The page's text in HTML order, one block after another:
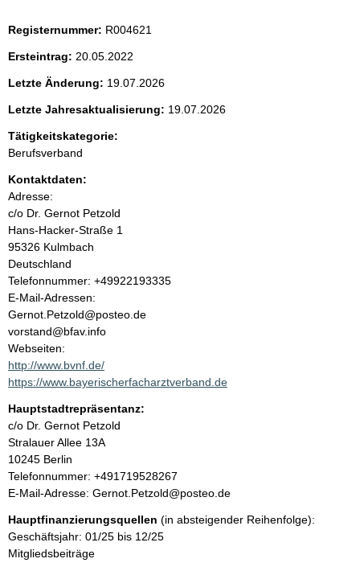
t
e
n
i
n
h
a
l
t
Registernummer: R004621
Ersteintrag: 20.05.2022
Letzte Änderung: 19.07.2026
Letzte Jahresaktualisierung: 19.07.2026
Tätigkeitskategorie:
Berufsverband
Kontaktdaten:
Adresse:
c/o Dr. Gernot Petzold
Hans-Hacker-Straße 1
95326 Kulmbach
Deutschland
K
o
n
t
a
k
t
n
f
o
r
m
a
t
i
o
Telefonnummer: +49922193335
E-Mail-Adressen:
Gernot.Petzold@posteo.de
vorstand@bfav.info
Webseiten:
http://www.bvnf.de/
https://www.bayerischerfacharztverband.de
Hauptstadtrepräsentanz:
A
d
r
e
s
e
c/o Dr. Gernot Petzold
Stralauer Allee 13A
10245 Berlin
K
o
t
a
k
Telefonnummer: +491719528267
E-Mail-Adresse: Gernot.Petzold@posteo.de
Hauptfinanzierungsquellen (in absteigender Reihenfolge):
Geschäftsjahr: 01/25 bis 12/25
Mitgliedsbeiträge